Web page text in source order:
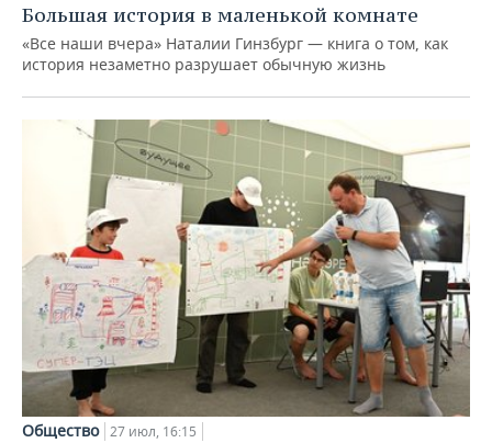
Большая история в маленькой комнате
«Все наши вчера» Наталии Гинзбург — книга о том, как
история незаметно разрушает обычную жизнь
Общество 27 июл, 16:15